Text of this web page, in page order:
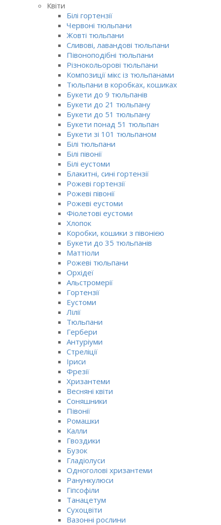
Квіти
Білі гортензії
Червоні тюльпани
Жовті тюльпани
Сливові, лавандові тюльпани
Півоноподібні тюльпани
Різнокольорові тюльпани
Композиції мікс із тюльпанами
Тюльпани в коробках, кошиках
Букети до 9 тюльпанів
Букети до 21 тюльпану
Букети до 51 тюльпану
Букети понад 51 тюльпан
Букети зі 101 тюльпаном
Білі тюльпани
Білі півонії
Білі еустоми
Блакитні, сині гортензії
Рожеві гортензії
Рожеві півонії
Рожеві еустоми
Фіолетові еустоми
Хлопок
Коробки, кошики з півонією
Букети до 35 тюльпанів
Маттіоли
Рожеві тюльпани
Орхідеї
Альстромерії
Гортензії
Еустоми
Лілії
Тюльпани
Гербери
Антуріуми
Стреліції
Іриси
Фрезії
Хризантеми
Весняні квіти
Соняшники
Півонії
Ромашки
Калли
Гвоздики
Бузок
Гладіолуси
Одноголові хризантеми
Ранункулюси
Гіпсофіли
Танацетум
Сухоцвіти
Вазонні рослини